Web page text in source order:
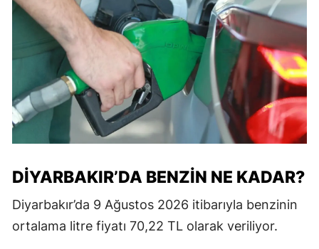
DİYARBAKIR’DA BENZİN NE KADAR?
Diyarbakır’da 9 Ağustos 2026 itibarıyla benzinin
ortalama litre fiyatı 70,22 TL olarak veriliyor.